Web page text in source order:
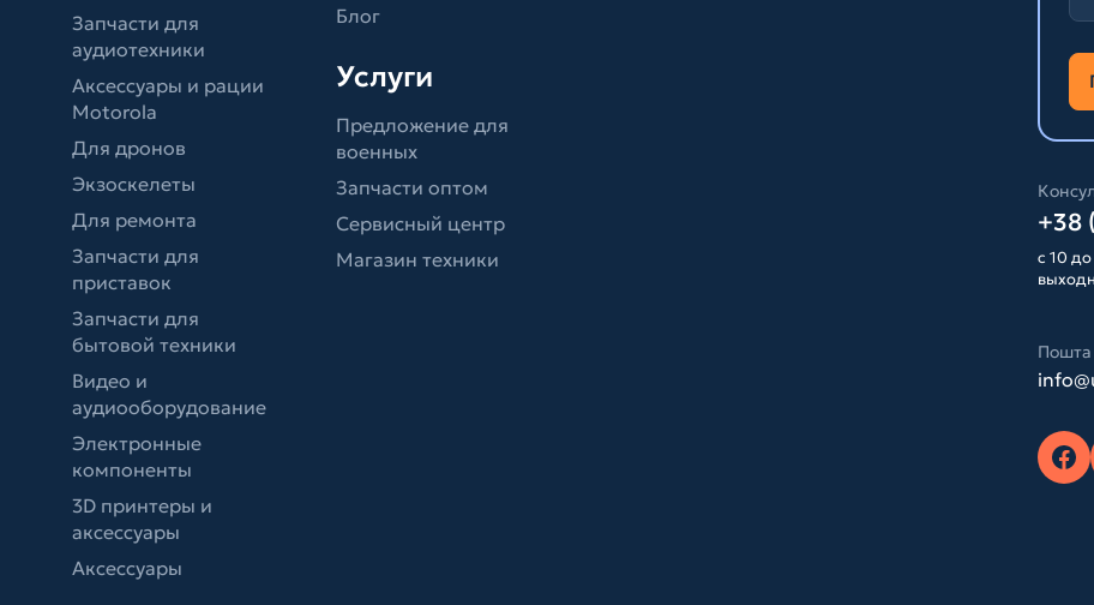
Запчасти для
аудиотехники
Аксессуары и рации
Motorola
Для дронов
Экзоскелеты
Для ремонта
Запчасти для
приставок
Запчасти для
бытовой техники
Видео и
аудиооборудование
Электронные
компоненты
3D принтеры и
аксессуары
Аксессуары
Блог
Услуги
Предложение для
военных
Запчасти оптом
Сервисный центр
Магазин техники
+38
с 10 до
Пошта